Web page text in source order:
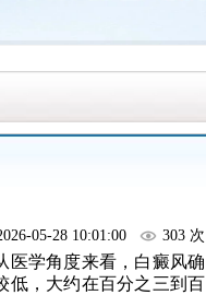
05-28 10:01:00 303 次
医学角度来看，白癜风确
低，大约在百分之三到百